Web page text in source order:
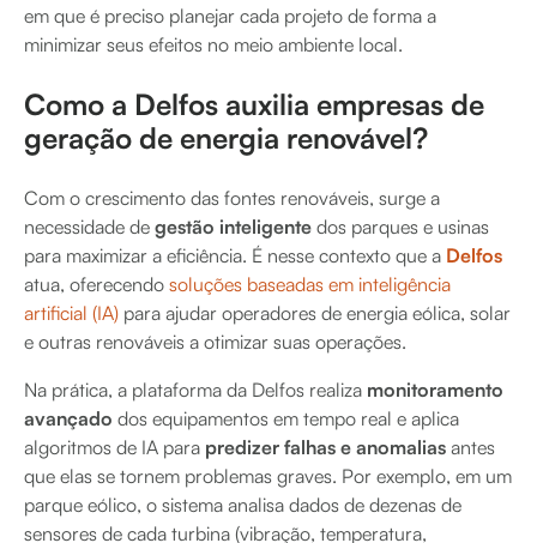
em que é preciso planejar cada projeto de forma a
minimizar seus efeitos no meio ambiente local.
Como a Delfos auxilia empresas de
geração de energia renovável?
Com o crescimento das fontes renováveis, surge a
necessidade de gestão inteligente dos parques e usinas
para maximizar a eficiência. É nesse contexto que a Delfos
atua, oferecendo soluções baseadas em inteligência
artificial (IA) para ajudar operadores de energia eólica, solar
e outras renováveis a otimizar suas operações.
Na prática, a plataforma da Delfos realiza monitoramento
avançado dos equipamentos em tempo real e aplica
algoritmos de IA para predizer falhas e anomalias antes
que elas se tornem problemas graves. Por exemplo, em um
parque eólico, o sistema analisa dados de dezenas de
sensores de cada turbina (vibração, temperatura,